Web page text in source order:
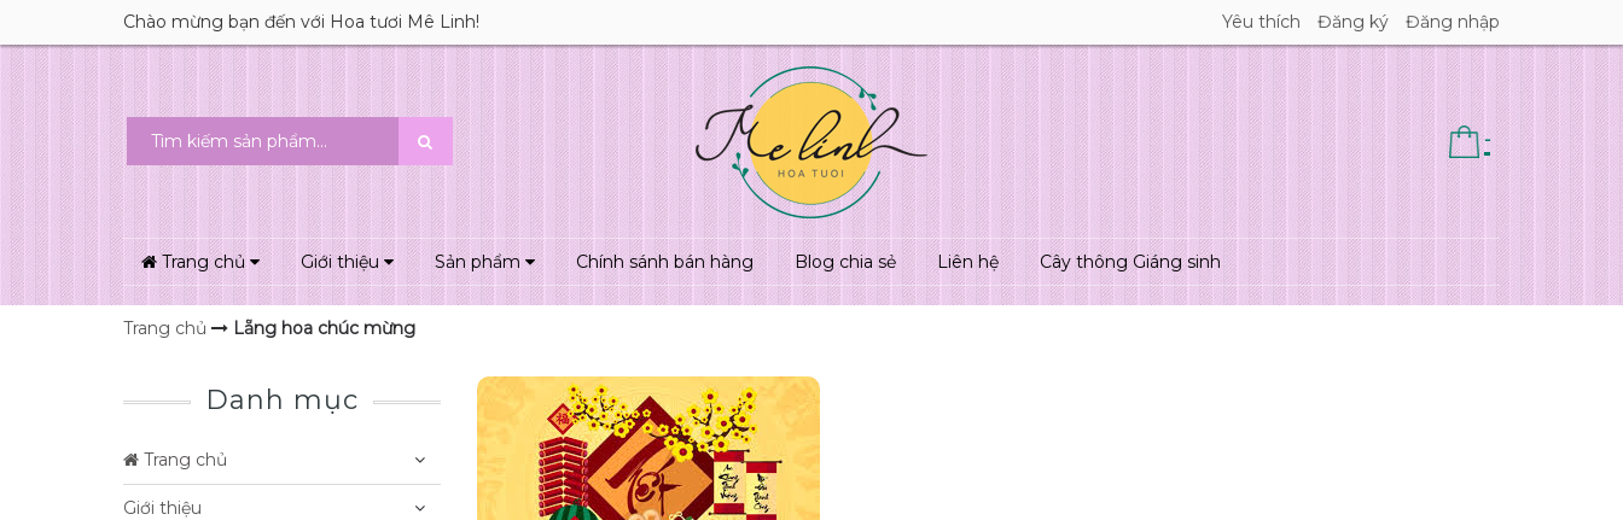
Chào mừng bạn đến với Hoa tươi Mê Linh! Yêu thích Đăng ký Đăng nhập
-
Trang chủ Giới thiệu Sản phẩm Chính sánh bán hàng Blog chia sẻ Liên hệ Cây thông Giáng sinh
Trang chủ Lẵng hoa chúc mừng
Danh mục
Trang chủ
Giới thiệu